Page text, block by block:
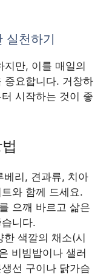
실천하기
지만, 이를 매일의
중요합니다. 거창하
시작하는 것이 좋
베리, 견과류, 치아
와 함께 드세요.
으깨 바르고 삶은
니다.
한 색깔의 채소(시
비빔밥이나 샐러
선 구이나 닭가슴